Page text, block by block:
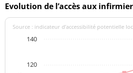
Evolution de l’accès aux
Source : indicateur d’accessibilité potentielle
120
140